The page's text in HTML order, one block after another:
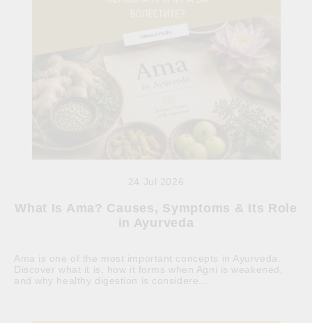
What Is Ama? Causes, Symptoms & Its Role
in Ayurveda
24 Jul 2026
Ama is one of the most important concepts in Ayurveda.
Discover what it is, how it forms when Agni is weakened,
and why healthy digestion is considere...